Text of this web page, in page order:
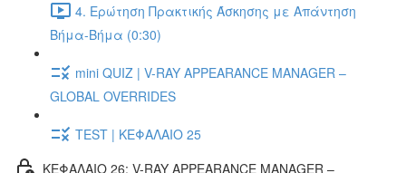
4. Ερώτηση Πρακτικής Άσκησης με Απάντηση
Βήμα-Βήμα (0:30)
mini QUIZ | V-RAY APPEARANCE MANAGER –
GLOBAL OVERRIDES
TEST | ΚΕΦΑΛΑΙΟ 25
ΚΕΦΑΛΑΙΟ 26: V-RAY APPEARANCE MANAGER –